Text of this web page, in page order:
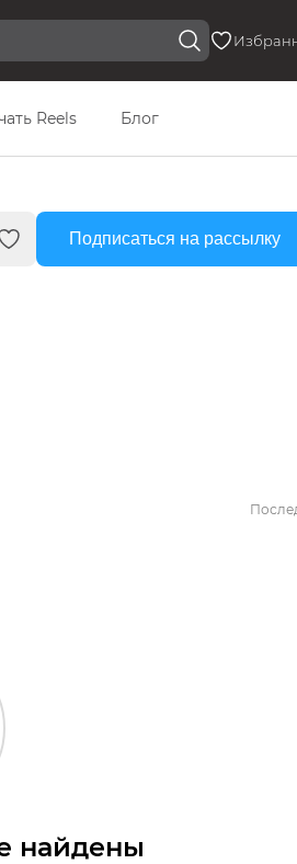
Reels Блог
Подписаться на рассылку
найдены